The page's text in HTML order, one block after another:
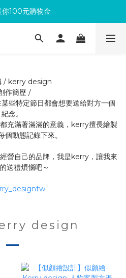
饋10%購物金
你100元購物金
馬上領取50元購物金
/ kerry design
作簡歷 /
些特定節日都會想要送給對方一個
紀念。
充滿著滿滿的意義，kerry擅長繪製
個動態記錄下來。
營自己的品牌，我是kerry，讓我來
送禮煩惱吧～
design